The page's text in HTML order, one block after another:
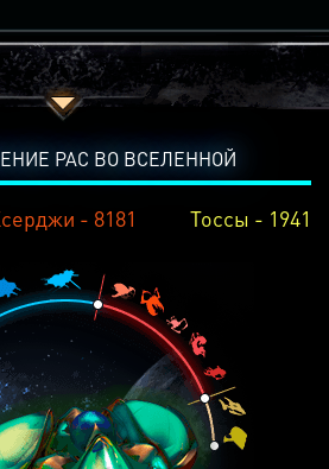
РАС ВО ВСЕЛЕННОЙ
- 8181 Тоссы - 1941